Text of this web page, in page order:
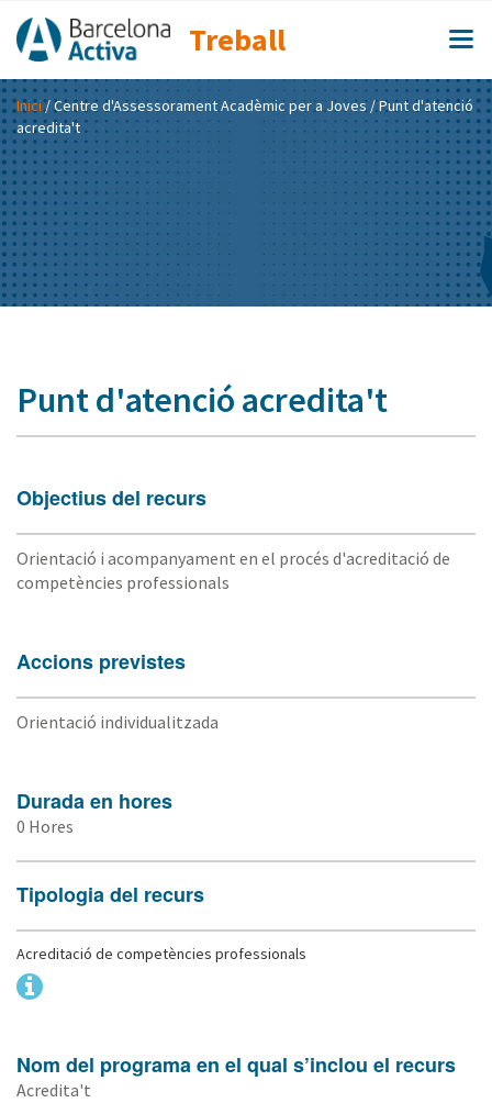
Treball
Inici/Centre d'Assessorament Acadèmic per a Joves / Punt d'atenció
acredita't
Punt d'atenció acredita't
Objectius del recurs
Orientació i acompanyament en el procés d'acreditació de
competències professionals
Accions previstes
Orientació individualitzada
Durada en hores
0 Hores
Tipologia del recurs
Acreditació de competències professionals
Nom del programa en el qual s’inclou el recurs
Acredita't